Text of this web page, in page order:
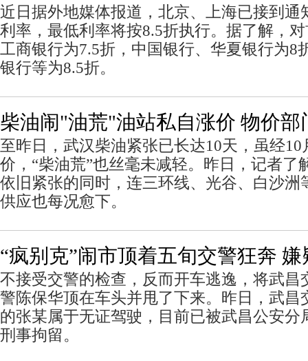
近日据外地媒体报道，北京、上海已接到通
利率，最低利率将按8.5折执行。据了解，
工商银行为7.5折，中国银行、华夏银行为8
银行等为8.5折。
柴油闹"油荒"油站私自涨价 物价部
至昨日，武汉柴油紧张已长达10天，虽经10
价，“柴油荒”也丝毫未减轻。昨日，记者了
依旧紧张的同时，连三环线、光谷、白沙洲
供应也每况愈下。
“疯别克”闹市顶着五旬交警狂奔
不接受交警的检查，反而开车逃逸，将武昌
警陈保华顶在车头并甩了下来。昨日，武昌
的张某属于无证驾驶，目前已被武昌公安分
刑事拘留。